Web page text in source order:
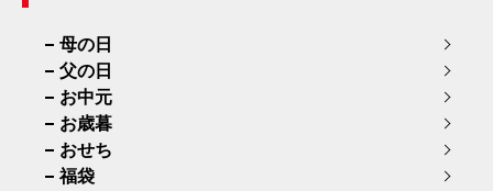
母の日
父の日
お中元
お歳暮
おせち
福袋